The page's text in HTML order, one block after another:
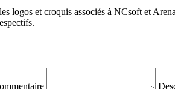
et croquis associés à NCsoft et